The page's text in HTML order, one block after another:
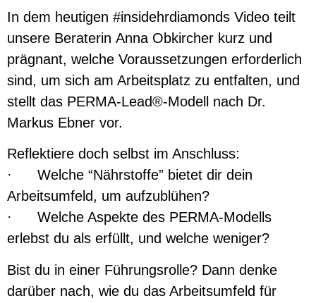
In dem heutigen #insidehrdiamonds Video teilt
unsere Beraterin Anna Obkircher kurz und
prägnant, welche Voraussetzungen erforderlich
sind, um sich am Arbeitsplatz zu entfalten, und
stellt das PERMA-Lead®-Modell nach Dr.
Markus Ebner vor.
Reflektiere doch selbst im Anschluss:
· Welche “Nährstoffe” bietet dir dein
Arbeitsumfeld, um aufzublühen?
· Welche Aspekte des PERMA-Modells
erlebst du als erfüllt, und welche weniger?
Bist du in einer Führungsrolle? Dann denke
darüber nach, wie du das Arbeitsumfeld für